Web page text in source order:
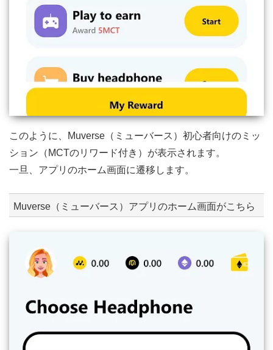
このように、Muverse（ミューバース）初心者向けのミッ
ション（MCTのリワード付き）が表示されます。
一旦、アプリのホーム画面に遷移します。
Muverse（ミューバース）アプリのホーム画面がこちら